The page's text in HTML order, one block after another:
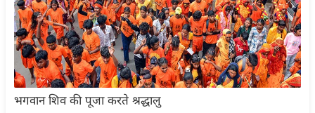
0
2
6
क्रा
इ
म
भगवान शिव की पूजा करते श्रद्धालु